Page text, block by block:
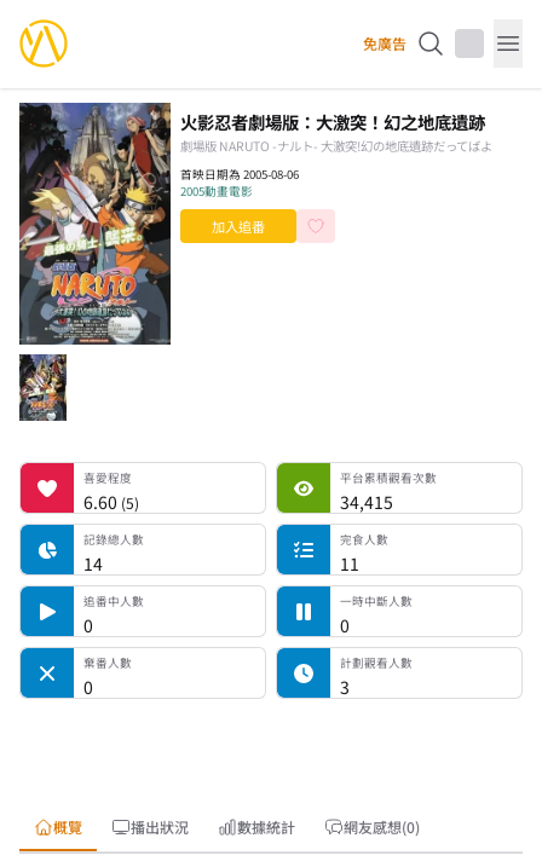
YourAnimes 你的動畫 免廣告
火影忍者劇場版：大激突！幻之地底遺跡
劇場版 NARUTO -ナルト- 大激突!幻の地底遺跡だってばよ
首映日期為 2005-08-06
2005動畫電影
加入追番
喜愛程度喜愛程度
6.60 (5)
平台累積觀看次數 平台累積觀看次數
34,415
記錄總人數
記錄總人數
14
完食人數
完食人數
11
追番中人數
追番中人數
0
一時中斷人數
一時中斷人數
0
棄番人數
棄番人數
0
計劃觀看人數
計劃觀看人數
3
概覽 播出狀況 數據統計 網友感想(0)